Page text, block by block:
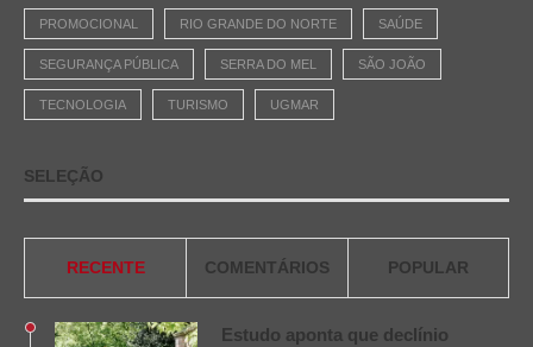
PROMOCIONAL RIO GRANDE DO NORTE SAÚDE
SEGURANÇA PÚBLICA SERRA DO MEL SÃO JOÃO
TECNOLOGIA TURISMO UGMAR
SELEÇÃO
RECENTE COMENTÁRIOS POPULAR
Estudo aponta que declínio